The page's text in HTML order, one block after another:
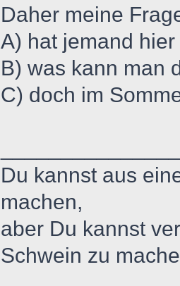
Daher meine
A) hat jemand
B) was kann man
C) doch im
Du kannst aus
machen,
aber Du kannst
Schwein zu